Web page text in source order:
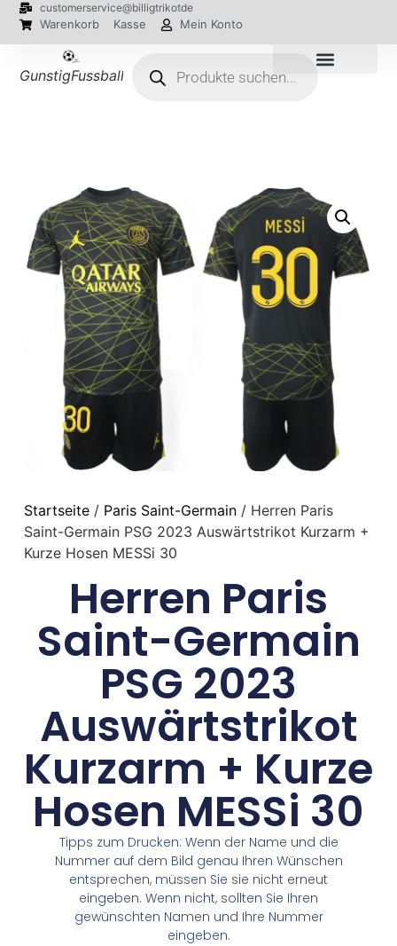
customerservice@billigtrikotde
Warenkorb Kasse Mein Konto
GunstigFussballTrikot
Startseite/ Paris Saint-Germain/ Herren Paris
Saint-Germain PSG 2023 Auswärtstrikot Kurzarm +
Kurze Hosen MESSi 30
Herren Paris
Saint-Germain
PSG 2023
Auswärtstrikot
Kurzarm + Kurze
Hosen MESSi 30
Tipps zum Drucken: Wenn der Name und die
Nummer auf dem Bild genau Ihren Wünschen
entsprechen, müssen Sie sie nicht erneut
eingeben. Wenn nicht, sollten Sie Ihren
gewünschten Namen und Ihre Nummer
eingeben.